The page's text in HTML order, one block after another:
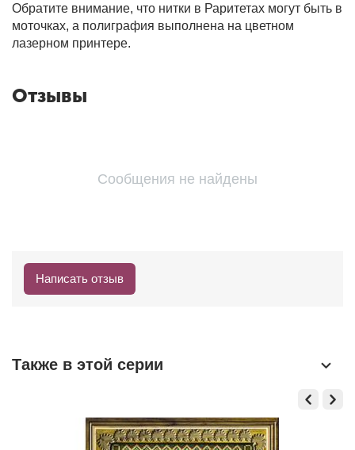
Обратите внимание, что нитки в Раритетах могут быть в
моточках, а полиграфия выполнена на цветном
лазерном принтере.
Отзывы
Сообщения не найдены
Написать отзыв
Также в этой серии